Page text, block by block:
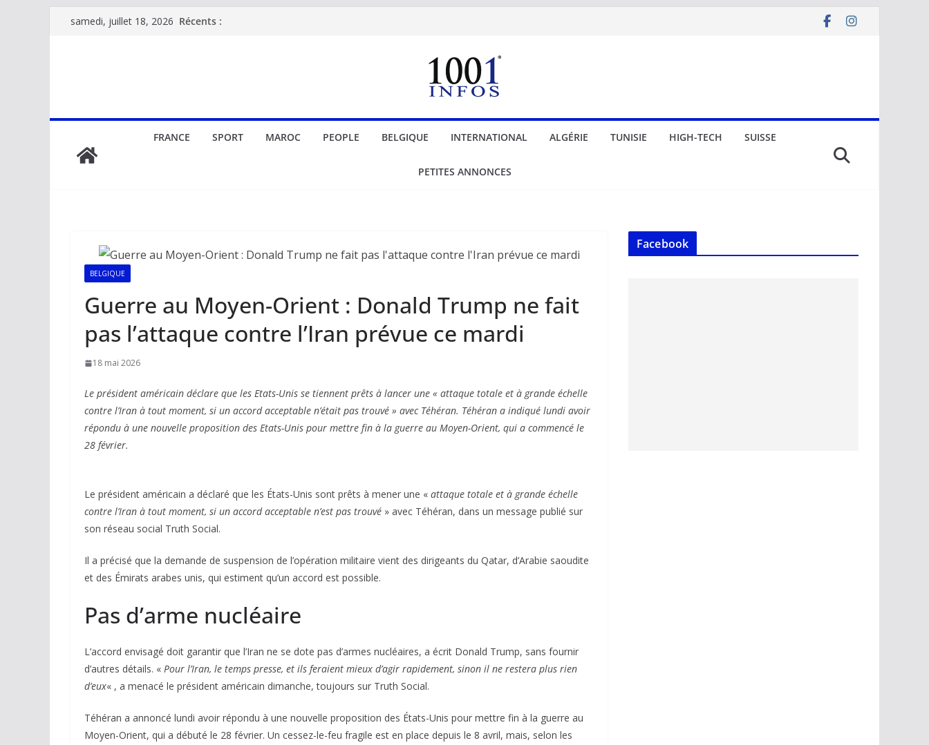
Passersamedi, juillet 18, 2026 Récents :
FRANCE SPORT MAROC PEOPLE BELGIQUE INTERNATIONAL ALGÉRIE TUNISIE HIGH-TECH SUISSE
PETITES ANNONCES
BELGIQUE
Guerre au Moyen-Orient : Donald Trump ne fait
pas l’attaque contre l’Iran prévue ce mardi
18 mai 2026
Le président américain déclare que les Etats-Unis se tiennent prêts à lancer une « attaque totale et à grande échelle
contre l’Iran à tout moment, si un accord acceptable n’était pas trouvé » avec Téhéran. Téhéran a indiqué lundi avoir
répondu à une nouvelle proposition des Etats-Unis pour mettre fin à la guerre au Moyen-Orient, qui a commencé le
28 février.
Le président américain a déclaré que les États-Unis sont prêts à mener une « attaque totale et à grande échelle
contre l’Iran à tout moment, si un accord acceptable n’est pas trouvé » avec Téhéran, dans un message publié sur
son réseau social Truth Social.
Il a précisé que la demande de suspension de l’opération militaire vient des dirigeants du Qatar, d’Arabie saoudite
et des Émirats arabes unis, qui estiment qu’un accord est possible.
Pas d’arme nucléaire
L’accord envisagé doit garantir que l’Iran ne se dote pas d’armes nucléaires, a écrit Donald Trump, sans fournir
d’autres détails. « Pour l’Iran, le temps presse, et ils feraient mieux d’agir rapidement, sinon il ne restera plus rien
d’eux« , a menacé le président américain dimanche, toujours sur Truth Social.
Téhéran a annoncé lundi avoir répondu à une nouvelle proposition des États-Unis pour mettre fin à la guerre au
Moyen-Orient, qui a débuté le 28 février. Un cessez-le-feu fragile est en place depuis le 8 avril, mais, selon les
Facebook